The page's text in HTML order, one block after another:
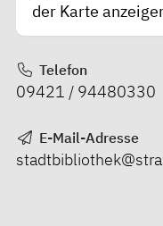
der Karte
Telefon
09421 / 94480330
E-Mail-Adresse